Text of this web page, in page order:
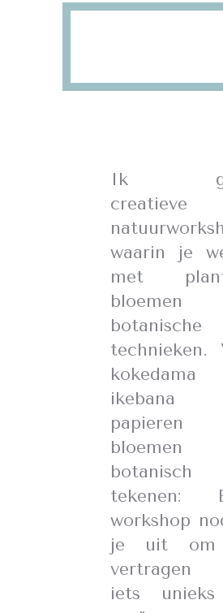
Ik
creatieve
waarin je
met
bloemen
botanische
technieken.
ikebana
papieren
bloemen
botanisch
tekenen:
workshop
je uit
vertragen
iets